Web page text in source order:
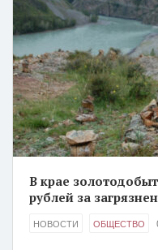
В крае
рублей за
НОВОСТИ ОБЩЕСТВО